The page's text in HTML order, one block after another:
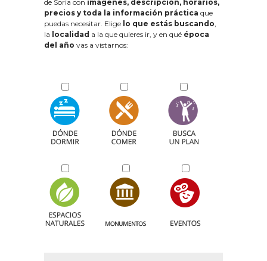
de Soria con imágenes, descripción, horarios,
precios y toda la información práctica que
puedas necesitar. Elige lo que estás buscando,
la localidad a la que quieres ir, y en qué época
del año vas a vistarnos: